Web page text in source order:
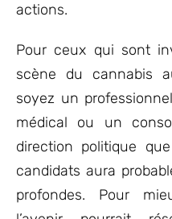
actions.
Pour ceux qui sont
scène du cannabis
soyez un
médical ou un
direction politique
candidats aura
profondes. Pour